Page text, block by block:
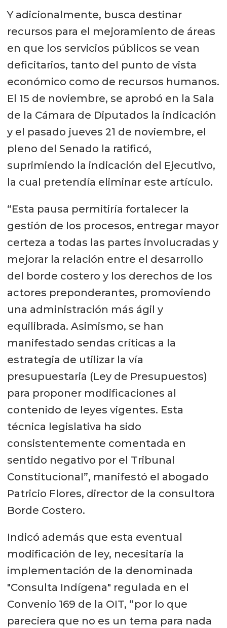
Y adicionalmente, busca destinar
recursos para el mejoramiento de áreas
en que los servicios públicos se vean
deficitarios, tanto del punto de vista
económico como de recursos humanos.
El 15 de noviembre, se aprobó en la Sala
de la Cámara de Diputados la indicación
y el pasado jueves 21 de noviembre, el
pleno del Senado la ratificó,
suprimiendo la indicación del Ejecutivo,
la cual pretendía eliminar este artículo.
“Esta pausa permitiría fortalecer la
gestión de los procesos, entregar mayor
certeza a todas las partes involucradas y
mejorar la relación entre el desarrollo
del borde costero y los derechos de los
actores preponderantes, promoviendo
una administración más ágil y
equilibrada. Asimismo, se han
manifestado sendas críticas a la
estrategia de utilizar la vía
presupuestaria (Ley de Presupuestos)
para proponer modificaciones al
contenido de leyes vigentes. Esta
técnica legislativa ha sido
consistentemente comentada en
sentido negativo por el Tribunal
Constitucional”, manifestó el abogado
Patricio Flores, director de la consultora
Borde Costero.
Indicó además que esta eventual
modificación de ley, necesitaría la
implementación de la denominada
"Consulta Indígena" regulada en el
Convenio 169 de la OIT, “por lo que
pareciera que no es un tema para nada